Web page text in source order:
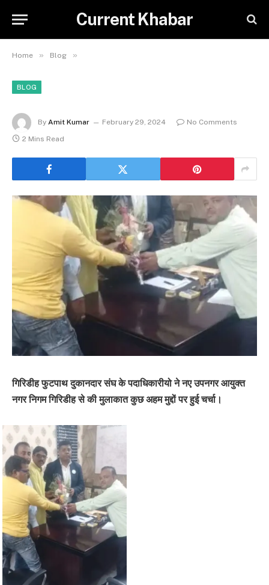
Current Khabar
Home » Blog »
BLOG
By Amit Kumar February 29, 2024
No Comments
2 Mins Read
गिरिडीह फुटपाथ दुकानदार संघ के पदाधिकारीयो ने नए उपनगर आयुक्त
नगर निगम गिरिडीह से की मुलाकात कुछ अहम मुद्दों पर हुई चर्चा।